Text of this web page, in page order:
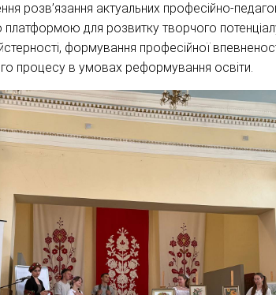
розв’язання актуальних професійно-
для розвитку творчого
формування професійної
процесу в умовах реформування освіти.